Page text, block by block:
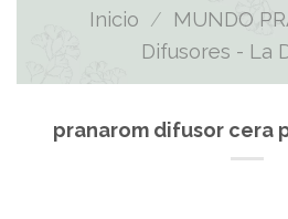
Inicio / MUNDO
Difusores - La
pranarom difusor cera